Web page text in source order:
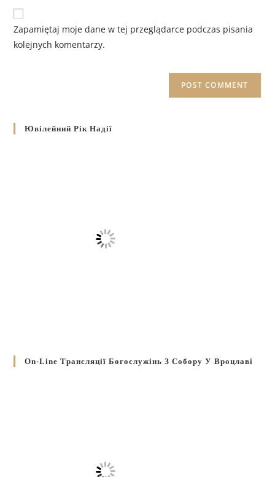
Zapamiętaj moje dane w tej przeglądarce podczas pisania
kolejnych komentarzy.
Ювілейний Рік Надії
On-Line Трансляції Богослужінь З Собору У Вроцлаві